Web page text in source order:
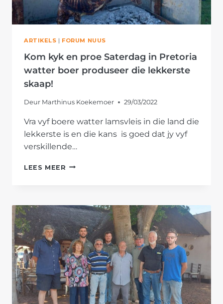
ARTIKELS | FORUM NUUS
Kom kyk en proe Saterdag in Pretoria
watter boer produseer die lekkerste
skaap!
Deur Marthinus Koekemoer 29/03/2022
Vra vyf boere watter lamsvleis in die land die
lekkerste is en die kans is goed dat jy vyf
verskillende…
LEES MEER KOM
SATERDAG
IN
PRETORIA
WATTER
BOER
PRODUSEER
DIE
LEKKERSTE
SKAAP!